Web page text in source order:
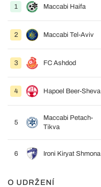
1 Maccabi Haifa
2 Maccabi Tel-Aviv
3 FC Ashdod
4 Hapoel Beer-Sheva
5
Maccabi Petach-
Tikva
6 Ironi Kiryat Shmona
O UDRŽENÍ